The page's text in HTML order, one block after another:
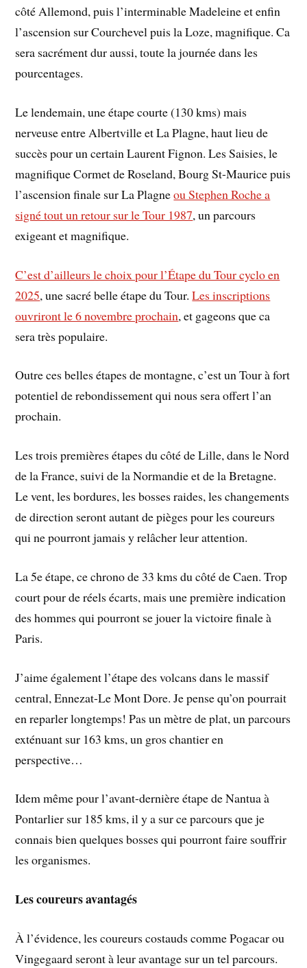
côté Allemond, puis l’interminable Madeleine et enfin
l’ascension sur Courchevel puis la Loze, magnifique. Ca
sera sacrément dur aussi, toute la journée dans les
pourcentages.
Le lendemain, une étape courte (130 kms) mais
nerveuse entre Albertville et La Plagne, haut lieu de
succès pour un certain Laurent Fignon. Les Saisies, le
magnifique Cormet de Roseland, Bourg St-Maurice puis
l’ascension finale sur La Plagneou Stephen Roche a
signé tout un retour sur le Tour 1987, un parcours
exigeant et magnifique.
C’est d’ailleurs le choix pour l’Étape du Tour cyclo en
2025, une sacré belle étape du Tour.Les inscriptions
ouvriront le 6 novembre prochain, et gageons que ca
sera très populaire.
Outre ces belles étapes de montagne, c’est un Tour à fort
potentiel de rebondissement qui nous sera offert l’an
prochain.
Les trois premières étapes du côté de Lille, dans le Nord
de la France, suivi de la Normandie et de la Bretagne.
Le vent, les bordures, les bosses raides, les changements
de direction seront autant de pièges pour les coureurs
qui ne pourront jamais y relâcher leur attention.
La 5e étape, ce chrono de 33 kms du côté de Caen. Trop
court pour de réels écarts, mais une première indication
des hommes qui pourront se jouer la victoire finale à
Paris.
J’aime également l’étape des volcans dans le massif
central, Ennezat-Le Mont Dore. Je pense qu’on pourrait
en reparler longtemps! Pas un mètre de plat, un parcours
exténuant sur 163 kms, un gros chantier en
perspective…
Idem même pour l’avant-dernière étape de Nantua à
Pontarlier sur 185 kms, il y a sur ce parcours que je
connais bien quelques bosses qui pourront faire souffrir
les organismes.
Les coureurs avantagés
À l’évidence, les coureurs costauds comme Pogacar ou
Vingegaard seront à leur avantage sur un tel parcours.